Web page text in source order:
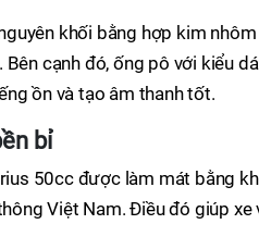
khối bằng hợp kim
cạnh đó, ống pô với kiểu
ồn và tạo âm thanh tốt.
bỉ
50cc được làm mát bằng
Việt Nam. Điều đó giúp